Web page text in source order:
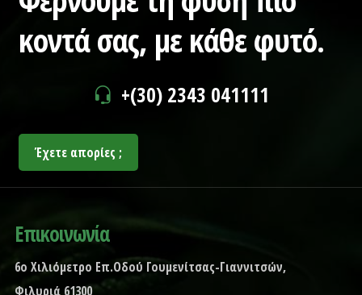
κοντά σας, με κάθε φυτό.
+(30) 2343 041111
Έχετε απορίες ;
Επικοινωνία
6ο Χιλιόμετρο Επ.Οδού Γουμενίτσας-Γιαννιτσών,
Φιλυριά 61300